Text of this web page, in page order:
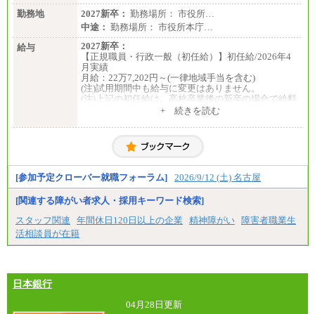
勤務地 2027新卒： 勤務場所： 市役所…
中途： 勤務場所： 市役所本庁…
給与
2027新卒：
【正規職員・行政一般（初任給）】初任給/2026年4
月実績
月給：22万7,202円～(一律地域手当を含む)
(注)試用期間中も給与に変更はありません。
(注)上記の初任給は、高校卒業後の新卒の場合で給料
月額に一律地域手当を加えたものです。
経験年数を加味した金額となります。
【会計年度任用職員】初任給/2026年4月実績
週20時間勤務 月給：11万3,499円
(注)上記の初任給は、給料月額に一律地域手当を加え
たものです。
中途：
【正規職員・行政一般（初任給）】初任給
月給：22万7,202円～(一律地域手当を含む)
(注)上記の初任給は、高校卒業後の新卒の場合で給料
額となります。
+ 続きを読む
[参加予定クローバー就職フォーラム] 2026/9/12 (土) 名古屋
[関連する障がい者求人・採用キーワード検索]
スタッフ関連
年間休日120日以上の企業 精神障がい 障害者職業生
活相談員が在籍
日本銀行
04月28日更新